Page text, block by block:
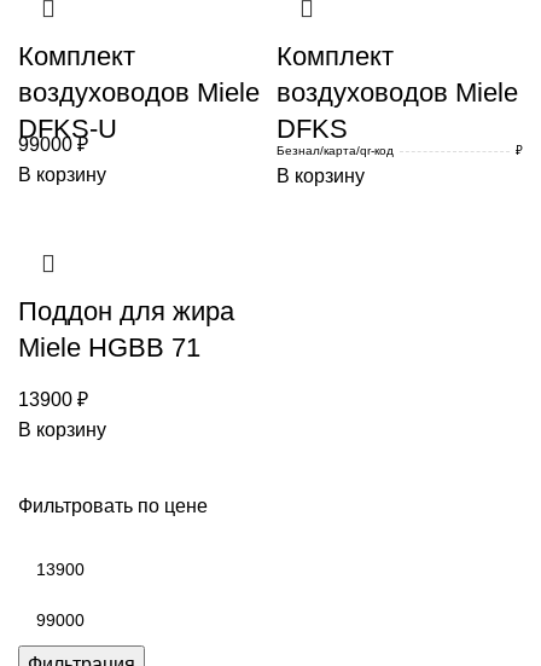
Фильтровать по цене
Комплект
воздуховодов Miele
DFKS-U
99000₽
В корзину
Комплект
воздуховодов Miele
DFKS
Безнал/карта/qr-код ₽
В корзину
Поддон для жира
Miele HGBB 71
13900 ₽
В корзину